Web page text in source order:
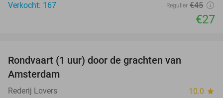
Verkocht: 167
Regulier €45
€27
Rondvaart (1 uur) door de grachten van
Amsterdam
Rederij Lovers 10.0 star